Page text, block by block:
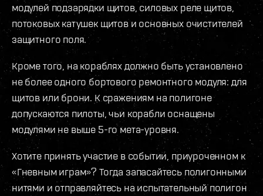
модулей подзарядки щитов, силовых реле щитов,
потоковых катушек щитов и основных очистителей
защитного поля.
Кроме того, на кораблях должно быть установлено
не более одного бортового ремонтного модуля: для
щитов или брони. К сражениям на полигоне
допускаются пилоты, чьи корабли оснащены
модулями не выше 5-го мета-уровня.
Хотите принять участие в событии, приуроченном к
«Гневным играм»? Тогда запасайтесь полигонными
нитями и отправляйтесь на испытательный полигон